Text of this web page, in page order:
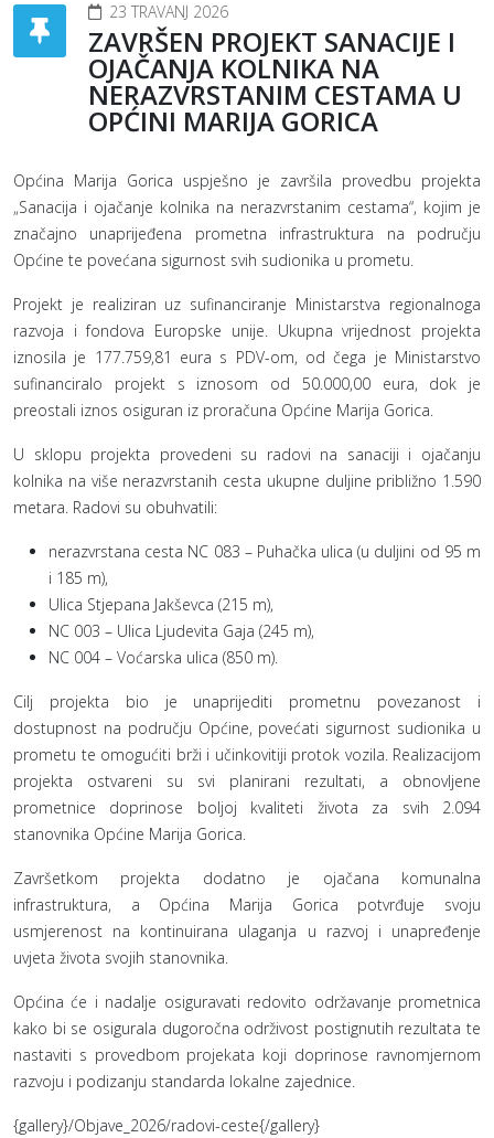
23 TRAVANJ 2026
ZAVRŠEN PROJEKT SANACIJE I
OJAČANJA KOLNIKA NA
NERAZVRSTANIM CESTAMA U
OPĆINI MARIJA GORICA
Općina Marija Gorica uspješno je završila provedbu projekta
„Sanacija i ojačanje kolnika na nerazvrstanim cestama“, kojim je
značajno unaprijeđena prometna infrastruktura na području
Općine te povećana sigurnost svih sudionika u prometu.
Projekt je realiziran uz sufinanciranje Ministarstva regionalnoga
razvoja i fondova Europske unije. Ukupna vrijednost projekta
iznosila je 177.759,81 eura s PDV-om, od čega je Ministarstvo
sufinanciralo projekt s iznosom od 50.000,00 eura, dok je
preostali iznos osiguran iz proračuna Općine Marija Gorica.
U sklopu projekta provedeni su radovi na sanaciji i ojačanju
kolnika na više nerazvrstanih cesta ukupne duljine približno 1.590
metara. Radovi su obuhvatili:
nerazvrstana cesta NC 083 – Puhačka ulica (u duljini od 95 m
i 185 m),
Ulica Stjepana Jakševca (215 m),
NC 003 – Ulica Ljudevita Gaja (245 m),
NC 004 – Voćarska ulica (850 m).
Cilj projekta bio je unaprijediti prometnu povezanost i
dostupnost na području Općine, povećati sigurnost sudionika u
prometu te omogućiti brži i učinkovitiji protok vozila. Realizacijom
projekta ostvareni su svi planirani rezultati, a obnovljene
prometnice doprinose boljoj kvaliteti života za svih 2.094
stanovnika Općine Marija Gorica.
Završetkom projekta dodatno je ojačana komunalna
infrastruktura, a Općina Marija Gorica potvrđuje svoju
usmjerenost na kontinuirana ulaganja u razvoj i unapređenje
uvjeta života svojih stanovnika.
Općina će i nadalje osiguravati redovito održavanje prometnica
kako bi se osigurala dugoročna održivost postignutih rezultata te
nastaviti s provedbom projekata koji doprinose ravnomjernom
razvoju i podizanju standarda lokalne zajednice.
{gallery}/Objave_2026/radovi-ceste{/gallery}